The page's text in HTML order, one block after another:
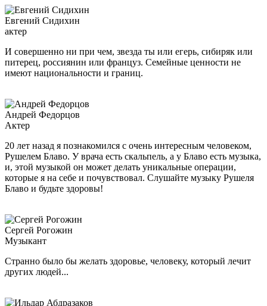
Евгений Сидихин
актер
И совершенно ни при чем, звезда ты или егерь, сибиряк или
питерец, россиянин или француз. Семейные ценности не
имеют национальности и границ.
Андрей Федорцов
Актер
20 лет назад я познакомился с очень интересным человеком,
Рушелем Блаво. У врача есть скальпель, а у Блаво есть музыка,
и, этой музыкой он может делать уникальные операции,
которые я на себе и почувствовал. Слушайте музыку Рушеля
Блаво и будьте здоровы!
Сергей Рогожин
Музыкант
Странно было бы желать здоровье, человеку, который лечит
других людей...